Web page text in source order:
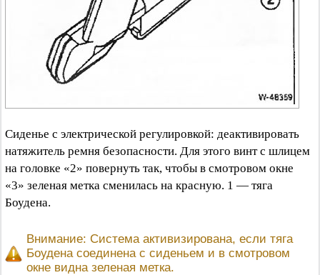
Сиденье с электрической регулировкой: деактивировать
натяжитель ремня безопасности. Для этого винт с шлицем
на головке «2» повернуть так, чтобы в смотровом окне
«3» зеленая метка сменилась на красную. 1 — тяга
Боудена.
Внимание: Система активизирована, если тяга
Боудена соединена с сиденьем и в смотровом
окне видна зеленая метка.